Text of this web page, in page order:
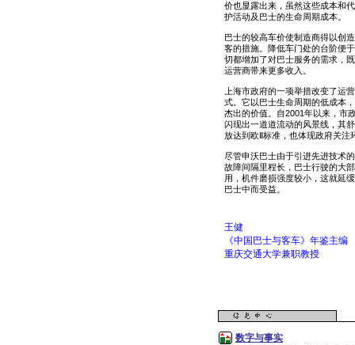
价也显露出来，虽然这些成本和
护活动及巴士的生命周期成本。
巴士的较高车价使制造商得以创
客的措施。降低车门处的台阶便
切都增加了对巴士服务的需求，
运营商带来更多收入。
上海市政府的一项举措改变了运
式。它以巴士生命周期的低成
杰出的价值。自2001年以来，市
闪现出一道道流动的风景线，其
放达到欧Ⅱ标准，也体现政府关注
尽管申沃巴士由于引进先进技术
故障间隔里程长，巴士行驶的大
用，机件磨损强度较小，这就延
巴士中而受益。
王健
《中国巴士与客车》年鉴主编
重庆交通大学兼职教授
数字与事实